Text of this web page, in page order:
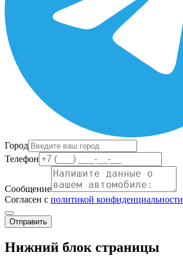
Город
Телефон
Сообщение
Согласен с политикой конфиденциальности
Отправить
Нижний блок страницы